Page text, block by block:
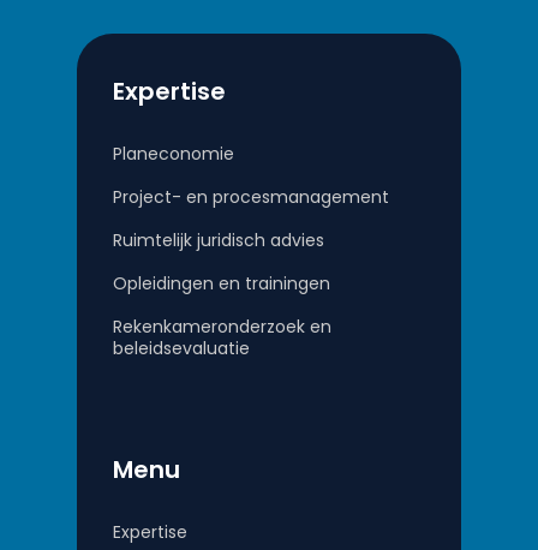
Expertise
Planeconomie
Project- en procesmanagement
Ruimtelijk juridisch advies
Opleidingen en trainingen
Rekenkameronderzoek en
beleidsevaluatie
Menu
Expertise